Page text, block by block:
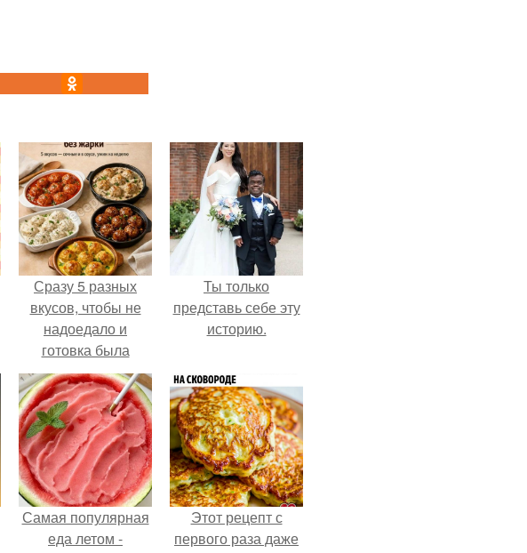
Сразу 5 разных
вкусов, чтобы не
надоедало и
готовка была
проще.
Ты только
представь себе эту
историю.
Самая популярная
еда летом -
Этот рецепт с
первого раза даже